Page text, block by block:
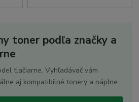
toner podľa značky a
tlačiarne. Vyhľadávač vám
aj kompatibilné tonery a náplne.